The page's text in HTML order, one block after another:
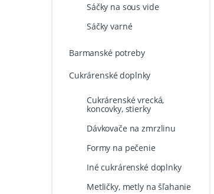
Sáčky na sous vide
Sáčky varné
Barmanské potreby
Cukrárenské doplnky
Cukrárenské vrecká,
koncovky, stierky
Dávkovače na zmrzlinu
Formy na pečenie
Iné cukrárenské doplnky
Metličky, metly na šľahanie